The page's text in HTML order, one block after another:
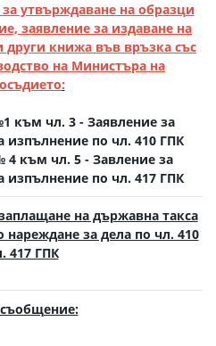
утвърждаване на образци
заявление за издаване на
други книжа във връзка със
на Министъра на
:
към чл. 3 - Заявление за
изпълнение по чл. 410 ГПК
към чл. 5 - Завление за
изпълнение по чл. 417 ГПК
на държавна такса
за дела по чл. 410
417 ГПК